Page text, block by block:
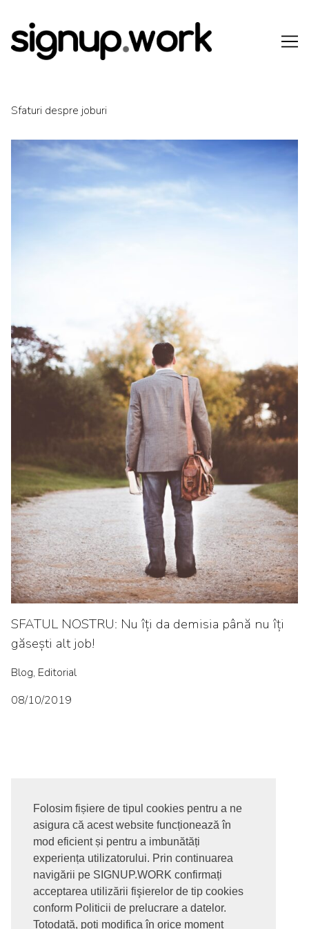
Folosim fișiere de tipul cookies pentru a ne
asigura că acest website funcționează în
mod eficient și pentru a imbunătăți
experiența utilizatorului. Prin continuarea
navigării pe SIGNUP.WORK confirmați
acceptarea utilizării fişierelor de tip cookies
conform Politicii de prelucrare a datelor.
Totodată, poți modifica în orice moment
Content
Sfaturi despre joburi
SFATUL NOSTRU: Nu îți da demisia până nu îți
găsești alt job!
Blog, Editorial
08/10/2019
© 2017-2026. Toate drepturile rezervate
SIGNUPDOTWORK SRLTermeni si conditii | Politica de
confidentialitate | Politica de livrare si anulare comanda |
Politica GDPR